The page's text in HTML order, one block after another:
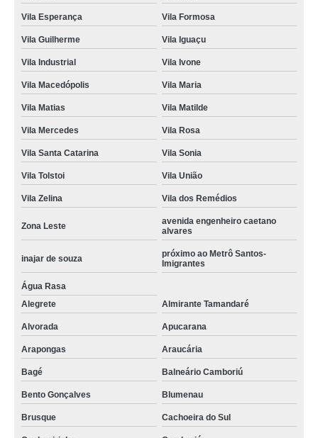
Vila Esperança Vila Formosa
Vila Guilherme Vila Iguaçu
Vila Industrial Vila Ivone
Vila Macedópolis Vila Maria
Vila Matias Vila Matilde
Vila Mercedes Vila Rosa
Vila Santa Catarina Vila Sonia
Vila Tolstoi Vila União
Vila Zelina Vila dos Remédios
Zona Leste
avenida engenheiro caetano
alvares
inajar de souza
próximo ao Metrô Santos-
Imigrantes
Água Rasa
Alegrete
Almirante Tamandaré
Alvorada Apucarana
Arapongas Araucária
Bagé Balneário Camboriú
Bento Gonçalves Blumenau
Brusque Cachoeira do Sul